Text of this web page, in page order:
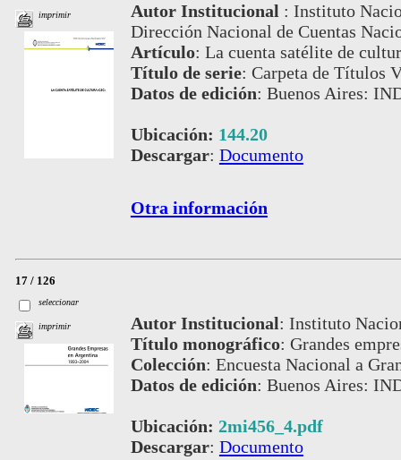
imprimir Autor Institucional : Instituto
Dirección Nacional de Cuentas
Artículo: La cuenta satélite de
Título de serie: Carpeta de Títulos
Datos de edición: Buenos Aires:
Ubicación: 144.20
Descargar: Documento
Otra información
17 / 126
seleccionar
imprimir Autor Institucional: Instituto
Título monográfico: Grandes
Colección: Encuesta Nacional a
Datos de edición: Buenos Aires:
Ubicación: 2mi456_4.pdf
Descargar: Documento